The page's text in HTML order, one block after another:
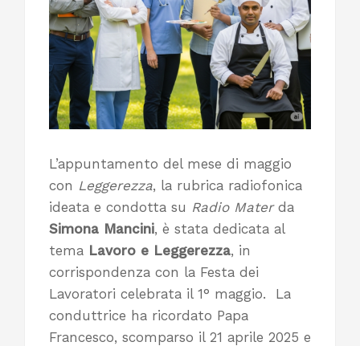
L’appuntamento del mese di maggio
con Leggerezza, la rubrica radiofonica
ideata e condotta su Radio Materda
Simona Mancini, è stata dedicata al
tema Lavoro e Leggerezza, in
corrispondenza con la Festa dei
Lavoratori celebrata il 1° maggio. La
conduttrice ha ricordato Papa
Francesco, scomparso il 21 aprile 2025 e